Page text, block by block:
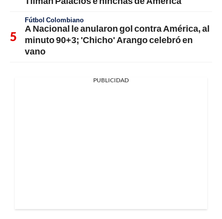
Fútbol Colombiano
A Nacional le anularon gol contra América, al
minuto 90+3; 'Chicho' Arango celebró en
vano
PUBLICIDAD